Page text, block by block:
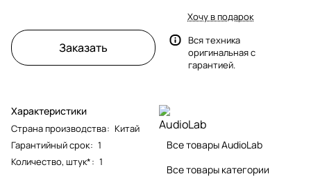
Заказать
Характеристики
Страна производства: Китай
Гарантийный срок: 1
Количество, штук*: 1
Хочу в подарок
Вся техника
оригинальная с
гарантией.
Все товары AudioLab
Все товары категории